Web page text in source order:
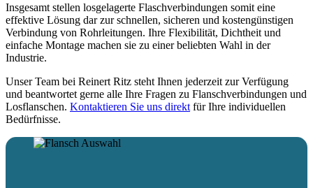
Insgesamt stellen losge­la­gerte Flasch­ver­bin­dungen somit eine
effektive Lösung dar zur schnellen, sicheren und kosten­güns­tigen
Verbindung von Rohrlei­tungen. Ihre Flexi­bi­lität, Dichtheit und
einfache Montage machen sie zu einer beliebten Wahl in der
Industrie.
Unser Team bei Reinert Ritz steht Ihnen jederzeit zur Verfügung
und beant­wortet gerne alle Ihre Fragen zu Flansch­ver­bin­dungen und
Losflan­schen. Kontak­tieren Sie uns direkt für Ihre indivi­du­ellen
Bedürfnisse.